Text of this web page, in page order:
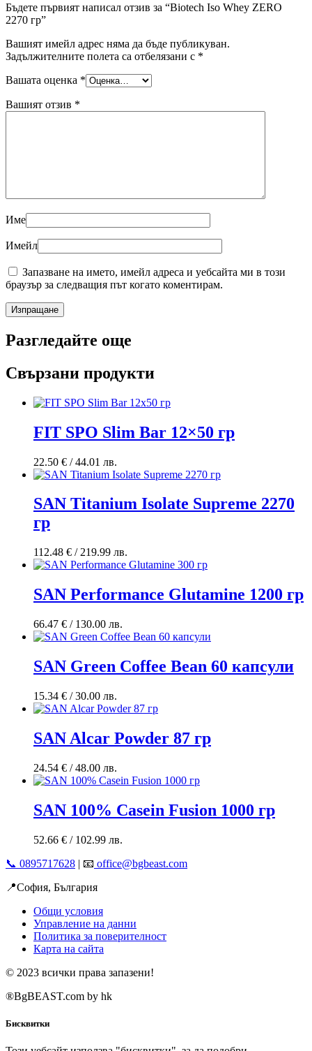
Бъдете първият написал отзив за “Biotech Iso Whey ZERO
2270 гр”
Вашият имейл адрес няма да бъде публикуван.
Задължителните полета са отбелязани с *
Вашата оценка *
Вашият отзив *
Име
Имейл
Запазване на името, имейл адреса и уебсайта ми в този
браузър за следващия път когато коментирам.
Разгледайте още
Свързани продукти
FIT SPO Slim Bar 12×50 гр
22.50 € / 44.01 лв.
SAN Titanium Isolate Supreme 2270
гр
112.48 € / 219.99 лв.
SAN Performance Glutamine 1200 гр
66.47 € / 130.00 лв.
SAN Green Coffee Bean 60 капсули
15.34 € / 30.00 лв.
SAN Alcar Powder 87 гр
24.54 € / 48.00 лв.
SAN 100% Casein Fusion 1000 гр
52.66 € / 102.99 лв.
📞 0895717628 | 📧 office@bgbeast.com
📍София, България
Общи условия
Управление на данни
Политика за поверителност
Карта на сайта
© 2023 всички права запазени!
®BgBEAST.com by hk
Бисквитки